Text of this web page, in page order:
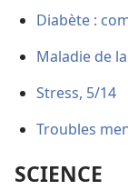
Diabète :
Maladie de
Stress, 5/14
Troubles
SCIENCE